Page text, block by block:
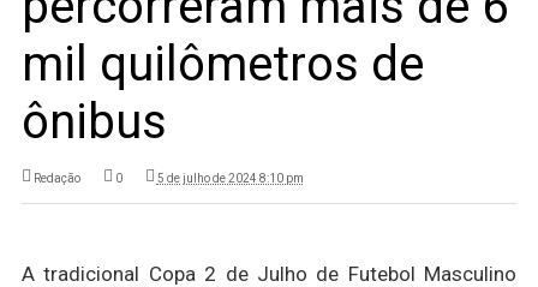
mil quilômetros de
ônibus
Redação 0 5 de julho de 2024 8:10 pm
A tradicional Copa 2 de Julho de Futebol Masculino